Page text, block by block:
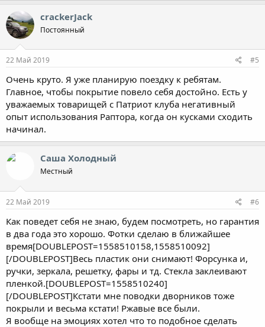
crackerJack
Постоянный
22 Май 2019 #5
Очень круто. Я уже планирую поездку к ребятам.
Главное, чтобы покрытие повело себя достойно. Есть у
уважаемых товарищей с Патриот клуба негативный
опыт использования Раптора, когда он кусками сходить
начинал.
Саша Холодный
Местный
22 Май 2019 #6
Как поведет себя не знаю, будем посмотреть, но гарантия
в два года это хорошо. Фотки сделаю в ближайшее
время[DOUBLEPOST=1558510158,1558510092]
[/DOUBLEPOST]Весь пластик они снимают! Форсунка и,
ручки, зеркала, решетку, фары и тд. Стекла заклеивают
пленкой.[DOUBLEPOST=1558510240]
[/DOUBLEPOST]Кстати мне поводки дворников тоже
покрыли и весьма кстати! Ржавые все были.
Я вообще на эмоциях хотел что то подобное сделать